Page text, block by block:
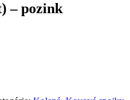
– pozink